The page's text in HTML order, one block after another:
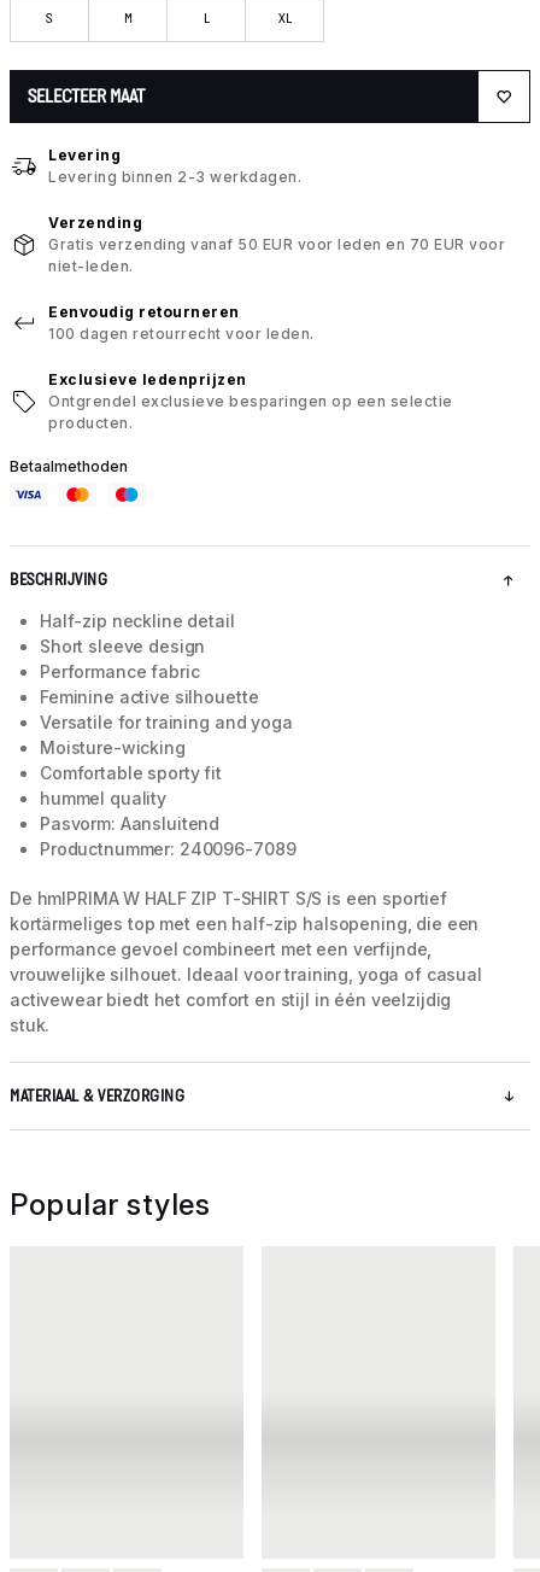
S M L XL
SELECTEER MAAT
Levering
Levering binnen 2-3 werkdagen.
Verzending
Gratis verzending vanaf 50 EUR voor leden en 70 EUR voor
niet-leden.
Eenvoudig retourneren
100 dagen retourrecht voor leden.
Exclusieve ledenprijzen
Ontgrendel exclusieve besparingen op een selectie
producten.
Betaalmethoden
BESCHRIJVING
Half-zip neckline detail
Short sleeve design
Performance fabric
Feminine active silhouette
Versatile for training and yoga
Moisture-wicking
Comfortable sporty fit
hummel quality
Pasvorm: Aansluitend
Productnummer: 240096-7089
De hmlPRIMA W HALF ZIP T-SHIRT S/S is een sportief
kortärmeliges top met een half-zip halsopening, die een
performance gevoel combineert met een verfijnde,
vrouwelijke silhouet. Ideaal voor training, yoga of casual
activewear biedt het comfort en stijl in één veelzijdig
stuk.
MATERIAAL & VERZORGING
Popular styles